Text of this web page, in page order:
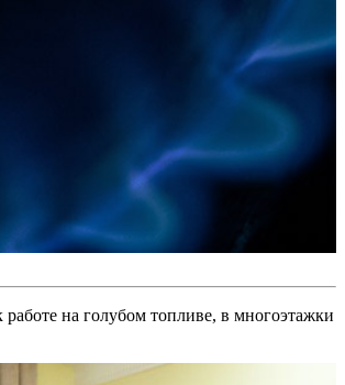
на голубом топливе, в многоэтажки